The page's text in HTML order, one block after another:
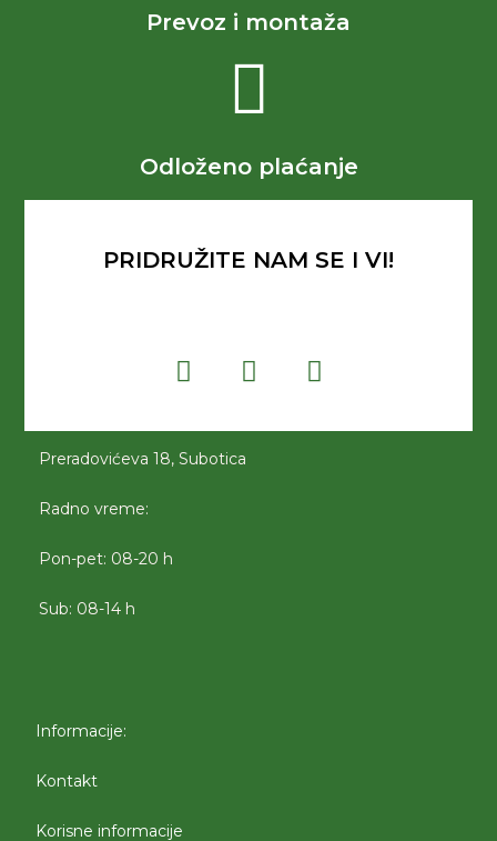
Prevoz i montaža
Odloženo plaćanje
PRIDRUŽITE NAM SE I VI!
Preradovićeva 18, Subotica
Radno vreme:
Pon-pet: 08-20 h
Sub: 08-14 h
Informacije:
Kontakt
Korisne informacije